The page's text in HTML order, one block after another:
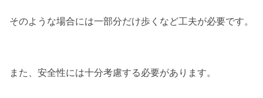
そのような場合には一部分だけ歩くなど工夫が必要です。
また、安全性には十分考慮する必要があります。